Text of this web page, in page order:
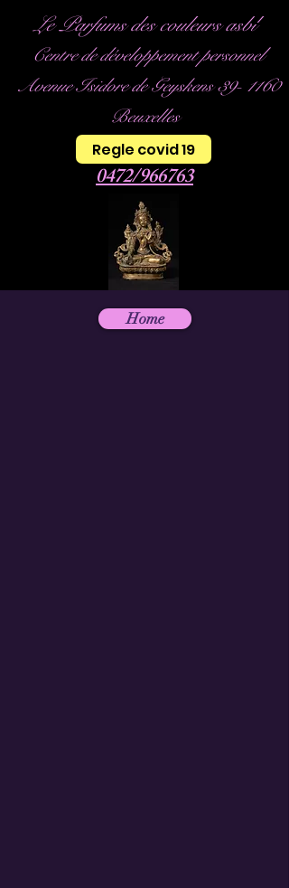
Le Parfums des couleurs asbl
Centre de développement personnel
Avenue Isidore de Geyskens 39- 1160
Beuxelles
0472/966763
Regle covid 19
Home